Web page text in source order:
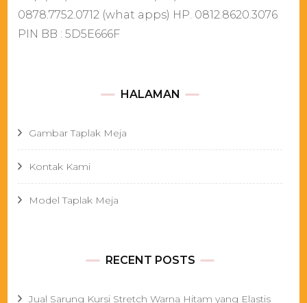
0878.7752.0712 (what apps) HP. 0812.8620.3076
PIN BB : 5D5E666F
HALAMAN
Gambar Taplak Meja
Kontak Kami
Model Taplak Meja
RECENT POSTS
Jual Sarung Kursi Stretch Warna Hitam yang Elastis